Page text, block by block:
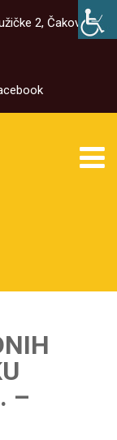
2, Čakovec
–